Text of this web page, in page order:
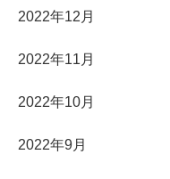
2022年12月
2022年11月
2022年10月
2022年9月